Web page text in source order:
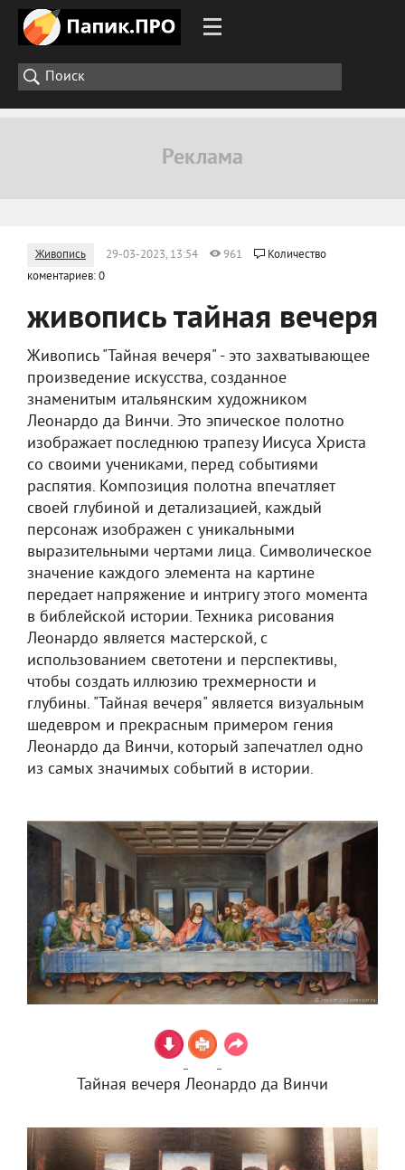
Живопись 29-03-2023, 13:54 961
Количество
коментариев: 0
живопись тайная вечеря
Живопись "Тайная вечеря" - это захватывающее
произведение искусства, созданное
знаменитым итальянским художником
Леонардо да Винчи. Это эпическое полотно
изображает последнюю трапезу Иисуса Христа
со своими учениками, перед событиями
распятия. Композиция полотна впечатляет
своей глубиной и детализацией, каждый
персонаж изображен с уникальными
выразительными чертами лица. Символическое
значение каждого элемента на картине
передает напряжение и интригу этого момента
в библейской истории. Техника рисования
Леонардо является мастерской, с
использованием светотени и перспективы,
чтобы создать иллюзию трехмерности и
глубины. "Тайная вечеря" является визуальным
шедевром и прекрасным примером гения
Леонардо да Винчи, который запечатлел одно
из самых значимых событий в истории.
Тайная вечеря Леонардо да Винчи